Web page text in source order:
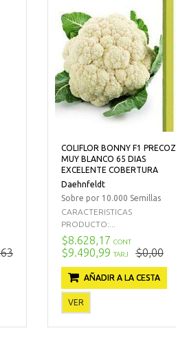
COLIFLOR BONNY F1 PRECOZ
MUY BLANCO 65 DIAS
EXCELENTE COBERTURA
Daehnfeldt
Sobre por 10.000 Semillas
CARACTERISTICAS
PRODUCTO:...
$8.628,17 CONT
$9.490,99 TARJ $0,00
AÑADIR A LA CESTA
VER